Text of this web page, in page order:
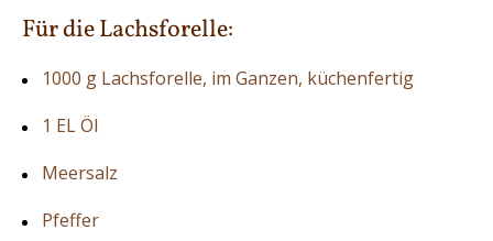
Für die Lachsforelle:
1000 g Lachsforelle, im Ganzen, küchenfertig
1 EL Öl
Meersalz
Pfeffer